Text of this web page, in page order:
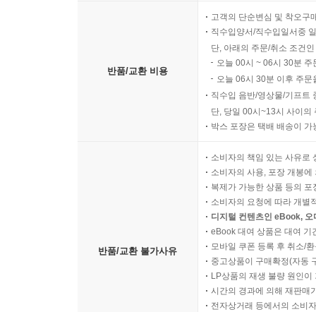
반품/교환 비용
고객의 단순변심 및 착오구
직수입양서/직수입일서중
단, 아래의 주문/취소 조건
오늘 00시 ~ 06시 30분
오늘 06시 30분 이후 주
직수입 음반/영상물/기프트
단, 당일 00시~13시 사이의
박스 포장은 택배 배송이
반품/교환 불가사유
소비자의 책임 있는 사유로
소비자의 사용, 포장 개봉
복제가 가능한 상품 등의
소비자의 요청에 따라 개별
디지털 컨텐츠인 eBook,
eBook 대여 상품은 대여 기
모바일 쿠폰 등록 후 취소/
중고상품이 구매확정(자동
LP상품의 재생 불량 원인
시간의 경과에 의해 재판매
전자상거래 등에서의 소비